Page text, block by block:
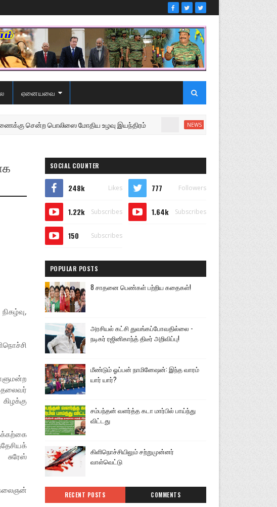
ஏனையவை
பொலிஸை மோதிய உழவு இயந்திரம் உறுப்பினரை வெளியேற்றி
தலைவர்
கலைஞன்
SOCIAL COUNTER
248k Likes 777 Followers
1.22k Subscribes 1.64k Subscribes
150 Subscribes
POPULAR POSTS
8 சாதனை பெண்கள் பற்றிய கதைகள்!
அரசியல் கட்சி துவங்கப்போவதில்லை -
நடிகர் ரஜினிகாந்த் திடீர் அறிவிப்பு!
மீண்டும் ஓப்பன் நாமினேஷன்: இந்த வாரம்
யார் யார்?
சம்பந்தன் வளர்த்த கடா மார்பில் பாய்ந்து
விட்டது
கிளிநொச்சியிலும் சற்றுமுன்னர்
வாள்வெட்டு
RECENT POSTS COMMENTS